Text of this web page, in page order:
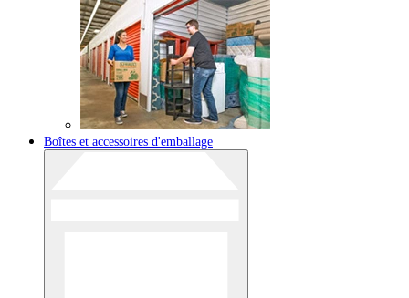
Boîtes et accessoires d'emballage